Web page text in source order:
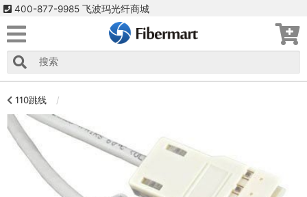
400-877-9985 飞波玛光纤商城
110跳线